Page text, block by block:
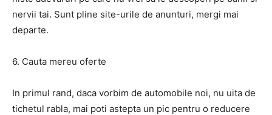
nervii tai. Sunt pline site-urile de anunturi, mergi mai
departe.
6. Cauta mereu oferte
In primul rand, daca vorbim de automobile noi, nu uita de
tichetul rabla, mai poti astepta un pic pentru o reducere